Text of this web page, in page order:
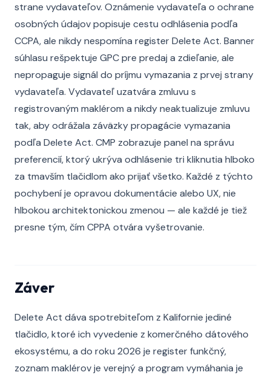
strane vydavateľov. Oznámenie vydavateľa o ochrane
osobných údajov popisuje cestu odhlásenia podľa
CCPA, ale nikdy nespomína register Delete Act. Banner
súhlasu rešpektuje GPC pre predaj a zdieľanie, ale
nepropaguje signál do príjmu vymazania z prvej strany
vydavateľa. Vydavateľ uzatvára zmluvu s
registrovaným maklérom a nikdy neaktualizuje zmluvu
tak, aby odrážala záväzky propagácie vymazania
podľa Delete Act. CMP zobrazuje panel na správu
preferencií, ktorý ukrýva odhlásenie tri kliknutia hlboko
za tmavším tlačidlom ako prijať všetko. Každé z týchto
pochybení je opravou dokumentácie alebo UX, nie
hlbokou architektonickou zmenou — ale každé je tiež
presne tým, čím CPPA otvára vyšetrovanie.
Záver
Delete Act dáva spotrebiteľom z Kalifornie jediné
tlačidlo, ktoré ich vyvedenie z komerčného dátového
ekosystému, a do roku 2026 je register funkčný,
zoznam maklérov je verejný a program vymáhania je